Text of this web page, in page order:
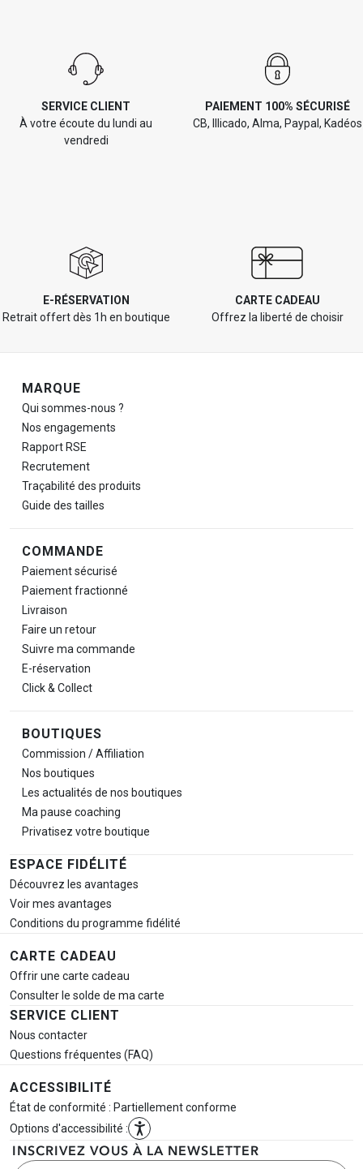
SERVICE CLIENT
À votre écoute du lundi au
vendredi
PAIEMENT 100% SÉCURISÉ
CB, Illicado, Alma, Paypal, Kadéos
E-RÉSERVATION
Retrait offert dès 1h en boutique
CARTE CADEAU
Offrez la liberté de choisir
Navigation de pied de page
MARQUE
Qui sommes-nous ?
Nos engagements
Rapport RSE
Recrutement
Traçabilité des produits
Guide des tailles
COMMANDE
Paiement sécurisé
Paiement fractionné
Livraison
Faire un retour
Suivre ma commande
E-réservation
Click & Collect
BOUTIQUES
Commission / Affiliation
Nos boutiques
Les actualités de nos boutiques
Ma pause coaching
Privatisez votre boutique
ESPACE FIDÉLITÉ
Découvrez les avantages
Voir mes avantages
Conditions du programme fidélité
CARTE CADEAU
Offrir une carte cadeau
Consulter le solde de ma carte
SERVICE CLIENT
Nous contacter
Questions fréquentes (FAQ)
ACCESSIBILITÉ
État de conformité : Partiellement conforme
Options d'accessibilité :
INSCRIVEZ VOUS À LA NEWSLETTER